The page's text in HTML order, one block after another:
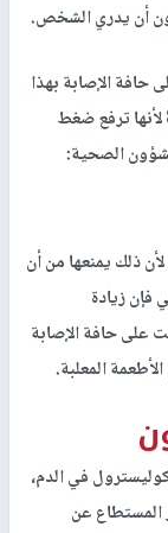
أن يدري الشخص.
حافة الإصابة بهذا
المرض الخطير، فعليك الابتعاد عن هذه الأطعمة الـ8 لأنها ترفع ضغط
الصحية:
ذلك يمنعها من أن
فإن زيادة
على حافة الإصابة
المعلبة.
في الدم،
المستطاع عن